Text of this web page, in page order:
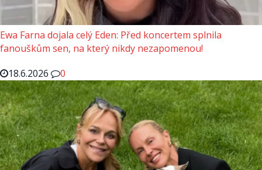
Ewa Farna dojala celý Eden: Před koncertem splnila
fanouškům sen, na který nikdy nezapomenou!
18.6.2026
0